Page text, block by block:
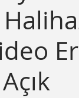
Açık